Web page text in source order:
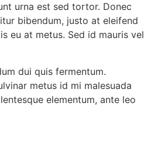
urna est sed tortor. Donec
bibendum, justo at eleifend
eu at metus. Sed id mauris vel
dui quis fermentum.
metus id mi malesuada
elementum, ante leo